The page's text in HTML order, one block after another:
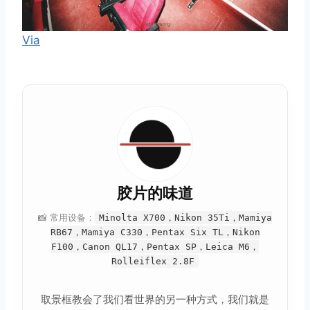
Via
胶片的味道
📸 常用设备：
Minolta X700，Nikon 35Ti，Mamiya
RB67，Mamiya C330，Pentax Six TL，Nikon
F100，Canon QL17，Pentax SP，Leica M6，
Rolleiflex 2.8F
取景框教会了我们看世界的另一种方式，我们就是